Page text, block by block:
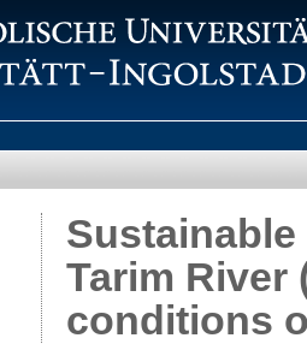
Tarim River
conditions